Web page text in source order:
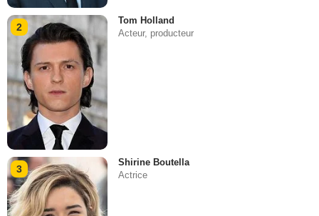
2
Tom Holland
Acteur, producteur
3
Shirine Boutella
Actrice